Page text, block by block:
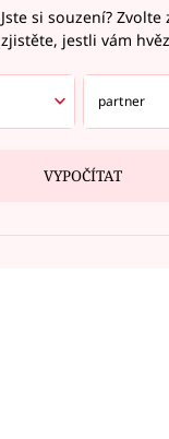
Jste si souzení? Zvolte
zjistěte, jestli vám
VYPOČÍTAT